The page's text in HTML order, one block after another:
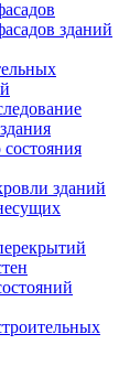
зданий
зданий